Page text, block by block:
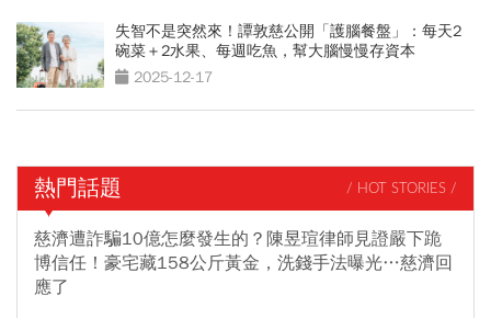
失智不是突然來！譚敦慈公開「護腦餐盤」：每天2
碗菜＋2水果、每週吃魚，幫大腦慢慢存資本
2025-12-17
熱門話題 / HOT STORIES /
慈濟遭詐騙10億怎麼發生的？陳昱瑄律師見證嚴下跪
博信任！豪宅藏158公斤黃金，洗錢手法曝光…慈濟回
應了